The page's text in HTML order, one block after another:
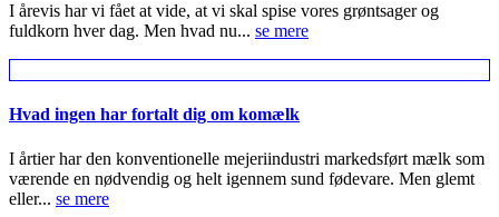
I årevis har vi fået at vide, at vi skal spise vores grøntsager og
fuldkorn hver dag. Men hvad nu... se mere
Hvad ingen har fortalt dig om komælk
I årtier har den konventionelle mejeriindustri markedsført mælk som
værende en nødvendig og helt igennem sund fødevare. Men glemt
eller... se mere